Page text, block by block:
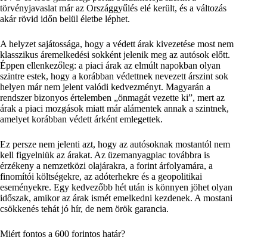
törvényjavaslat már az Országgyűlés elé került, és a változás
akár rövid időn belül életbe léphet.
A helyzet sajátossága, hogy a védett árak kivezetése most nem
klasszikus áremelkedési sokként jelenik meg az autósok előtt.
Éppen ellenkezőleg: a piaci árak az elmúlt napokban olyan
szintre estek, hogy a korábban védettnek nevezett árszint sok
helyen már nem jelent valódi kedvezményt. Magyarán a
rendszer bizonyos értelemben „önmagát vezette ki”, mert az
árak a piaci mozgások miatt már alámentek annak a szintnek,
amelyet korábban védett árként emlegettek.
Ez persze nem jelenti azt, hogy az autósoknak mostantól nem
kell figyelniük az árakat. Az üzemanyagpiac továbbra is
érzékeny a nemzetközi olajárakra, a forint árfolyamára, a
finomítói költségekre, az adóterhekre és a geopolitikai
eseményekre. Egy kedvezőbb hét után is könnyen jöhet olyan
időszak, amikor az árak ismét emelkedni kezdenek. A mostani
csökkenés tehát jó hír, de nem örök garancia.
Miért fontos a 600 forintos határ?